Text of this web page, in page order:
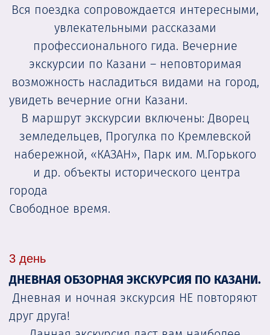
Вся поездка сопровождается интересными,
увлекательными рассказами
профессионального гида. Вечерние
экскурсии по Казани – неповторимая
возможность насладиться видами на город,
увидеть вечерние огни Казани.
В маршрут экскурсии включены: Дворец
земледельцев, Прогулка по Кремлевской
набережной, «КАЗАН», Парк им. М.Горького
и др. объекты исторического центра
города
Свободное время.
3 день
ДНЕВНАЯ ОБЗОРНАЯ ЭКСКУРСИЯ ПО КАЗАНИ.
Дневная и ночная экскурсия НЕ повторяют
друг друга!